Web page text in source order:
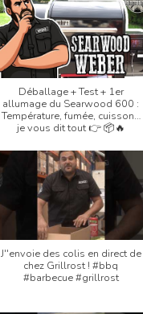
Déballage + Test + 1er
allumage du Searwood 600 :
Température, fumée, cuisson…
je vous dit tout 👉 📦🔥
J''envoie des colis en direct de
chez Grillrost ! #bbq
#barbecue #grillrost